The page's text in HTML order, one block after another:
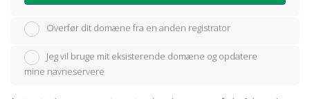
Overfør dit domæne fra en anden registrator
Jeg vil bruge mit eksisterende domæne og opdatere
mine navneservere